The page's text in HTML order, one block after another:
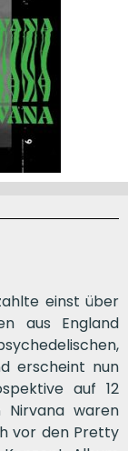
einst über
aus England
erscheint nun
auf 12
waren
vor den Pretty